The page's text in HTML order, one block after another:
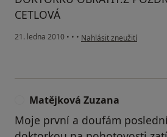
CETLOVÁ
21. ledna 2010 • • • podle názoru uživatele
Nahlásit zneužití
Matějková Zuzana
Moje první a doufám